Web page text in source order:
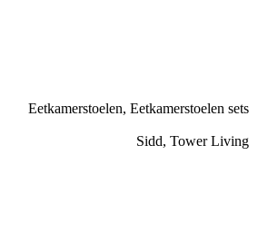
Eetkamerstoelen, Eetkamerstoelen sets
Sidd, Tower Living